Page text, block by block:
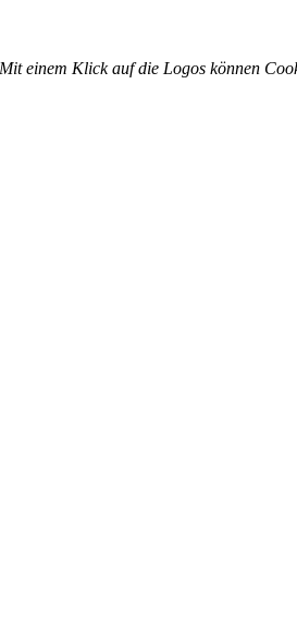
einem Klick auf die Logos können